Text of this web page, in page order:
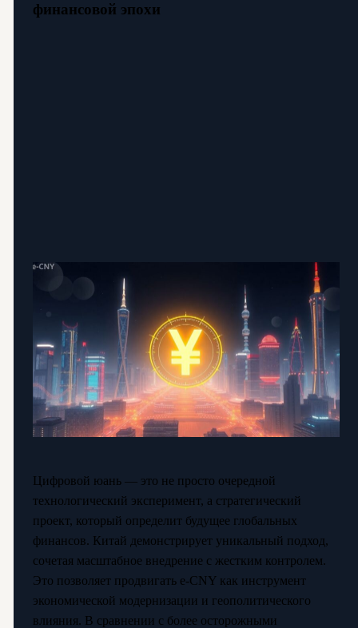
финансовой эпохи
Цифровой юань — это не просто очередной
технологический эксперимент, а стратегический
проект, который определит будущее глобальных
финансов. Китай демонстрирует уникальный подход,
сочетая масштабное внедрение с жестким контролем.
Это позволяет продвигать e-CNY как инструмент
экономической модернизации и геополитического
влияния. В сравнении с более осторожными